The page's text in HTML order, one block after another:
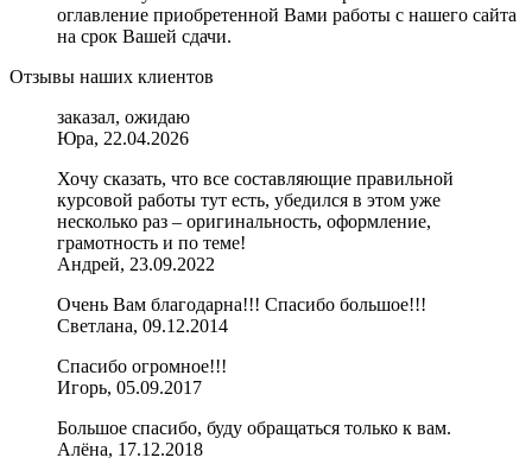
оглавление приобретенной Вами работы с нашего сайта
на срок Вашей сдачи.
Отзывы наших клиентов
заказал, ожидаю
Юра, 22.04.2026
Хочу сказать, что все составляющие правильной
курсовой работы тут есть, убедился в этом уже
несколько раз – оригинальность, оформление,
грамотность и по теме!
Андрей, 23.09.2022
Очень Вам благодарна!!! Спасибо большое!!!
Светлана, 09.12.2014
Спасибо огромное!!!
Игорь, 05.09.2017
Большое спасибо, буду обращаться только к вам.
Алёна, 17.12.2018